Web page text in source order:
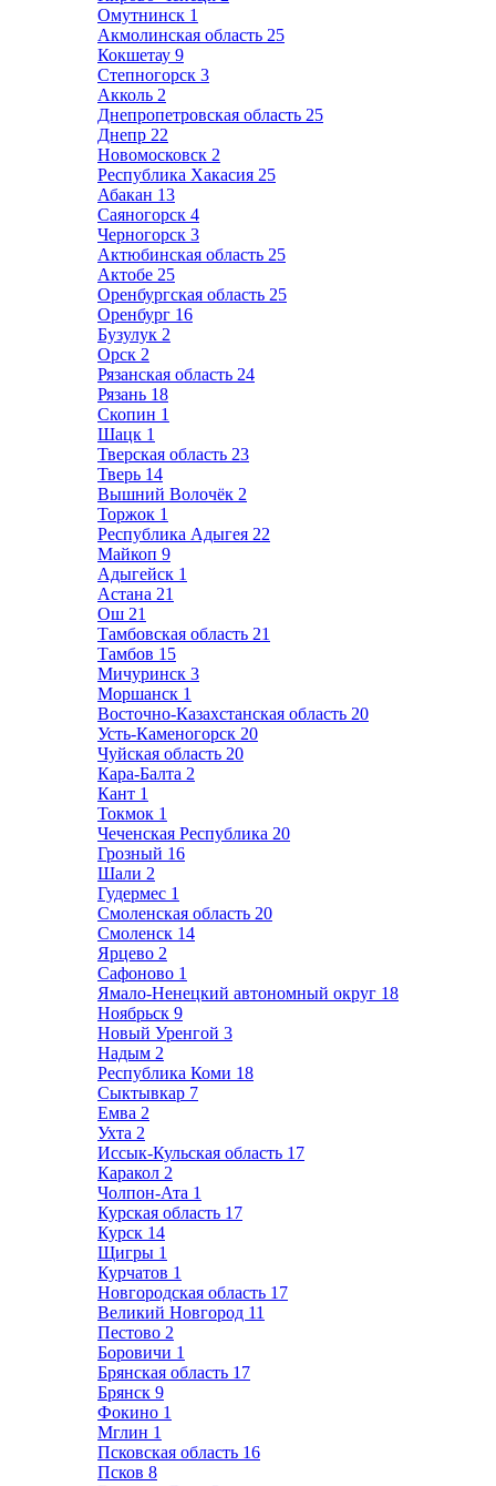
Омутнинск 1
Акмолинская область 25
Кокшетау 9
Степногорск 3
Акколь 2
Днепропетровская область 25
Днепр 22
Новомосковск 2
Республика Хакасия 25
Абакан 13
Саяногорск 4
Черногорск 3
Актюбинская область 25
Актобе 25
Оренбургская область 25
Оренбург 16
Бузулук 2
Орск 2
Рязанская область 24
Рязань 18
Скопин 1
Шацк 1
Тверская область 23
Тверь 14
Вышний Волочёк 2
Торжок 1
Республика Адыгея 22
Майкоп 9
Адыгейск 1
Астана 21
Ош 21
Тамбовская область 21
Тамбов 15
Мичуринск 3
Моршанск 1
Восточно-Казахстанская область 20
Усть-Каменогорск 20
Чуйская область 20
Кара-Балта 2
Кант 1
Токмок 1
Чеченская Республика 20
Грозный 16
Шали 2
Гудермес 1
Смоленская область 20
Смоленск 14
Ярцево 2
Сафоново 1
Ямало-Ненецкий автономный округ 18
Ноябрьск 9
Новый Уренгой 3
Надым 2
Республика Коми 18
Сыктывкар 7
Емва 2
Ухта 2
Иссык-Кульская область 17
Каракол 2
Чолпон-Ата 1
Курская область 17
Курск 14
Щигры 1
Курчатов 1
Новгородская область 17
Великий Новгород 11
Пестово 2
Боровичи 1
Брянская область 17
Брянск 9
Фокино 1
Мглин 1
Псковская область 16
Псков 8